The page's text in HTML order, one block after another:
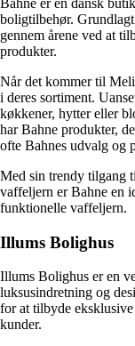
boligtilbehør.
gennem årene ved at
produkter.
Når det kommer til
i deres sortiment.
køkkener, hytter eller
har Bahne produkter,
ofte Bahnes udvalg og
Med sin trendy tilgang
vaffeljern er Bahne en
funktionelle vaffeljern.
Illums Bolighus
Illums Bolighus er en
luksusindretning og
for at tilbyde
kunder.